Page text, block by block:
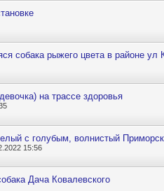
собака рыжего цвета в районе ул
на трассе здоровья
с голубым, волнистый
15:56
Дача Ковалевского